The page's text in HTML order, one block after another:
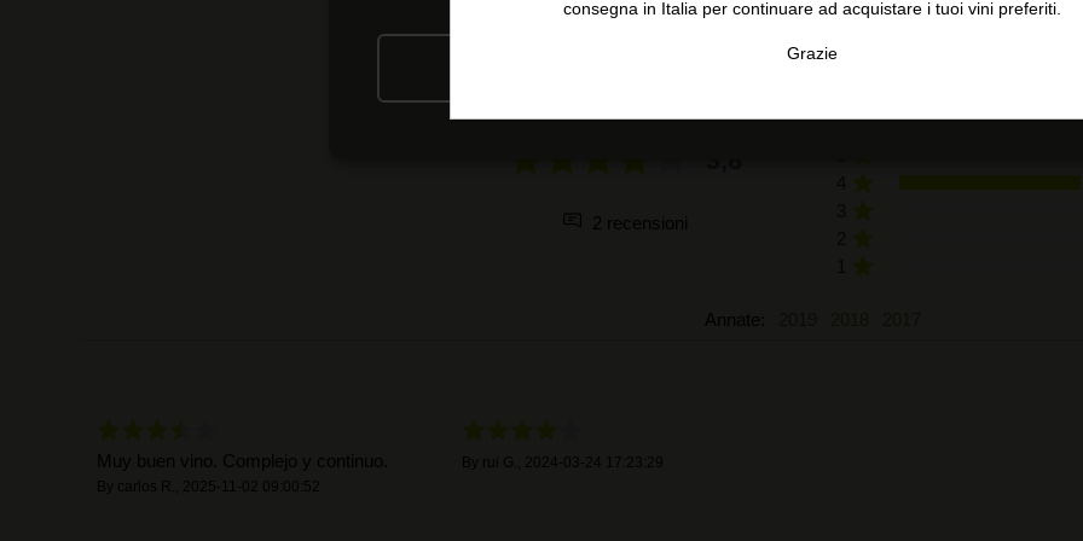
RECENSIONI DEGLI UTENTI
2 recensioni
Annate:
Muy buen vino. Complejo y continuo.
carlos R. 2025-11-02 09:00:52
2024-03-24 17:23:29
consegna in Italia per continuare ad acquistare i tuoi vini preferiti.
Grazie